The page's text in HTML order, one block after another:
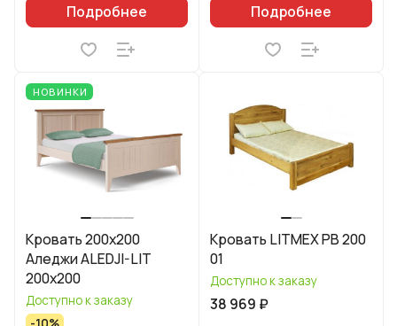
Подробнее
Подробнее
НОВИНКИ
Кровать 200x200
Аледжи ALEDJI-LIT
200x200
Доступно к заказу
Кровать LITMEX PB 200
01
Доступно к заказу
38 969 ₽